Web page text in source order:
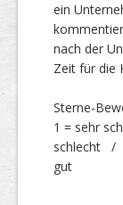
ein
nach der
Zeit für die
Sterne-
1 = sehr
schlecht
gut